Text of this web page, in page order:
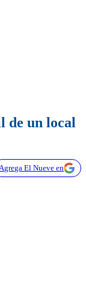
de un local
El Nueve en